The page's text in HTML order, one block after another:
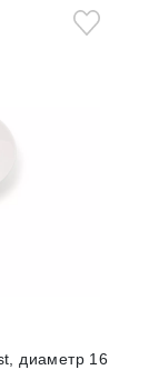
диаметр 16